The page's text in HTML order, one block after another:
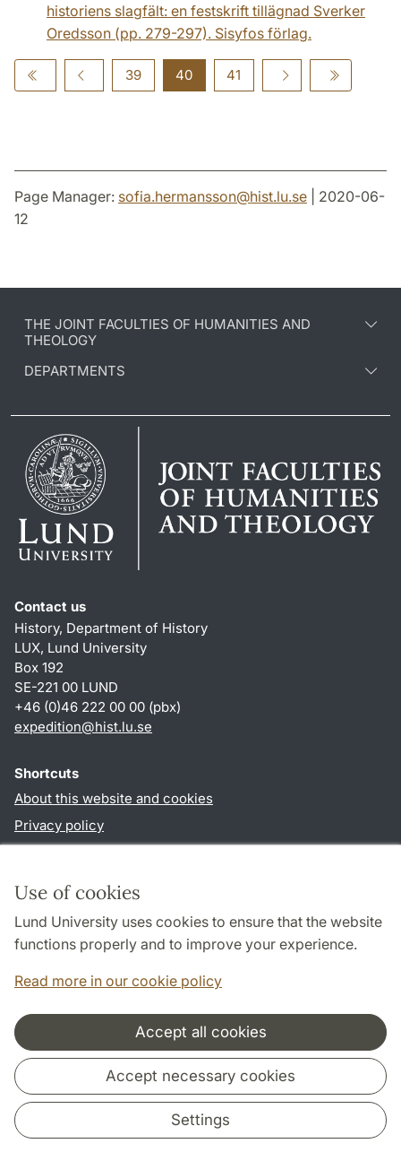
Use of cookies
Lund University uses cookies to ensure that the website
functions properly and to improve your experience.
Read more in our cookie policy
Accept all cookies
Accept necessary cookies
Settings
historiens slagfält: en festskrift tillägnad Sverker
Oredsson (pp. 279-297). Sisyfos förlag.
39 40 41
Page Manager: sofia.hermansson@hist.lu.se | 2020-06-
12
THE JOINT FACULTIES OF HUMANITIES AND
THEOLOGY
DEPARTMENTS
Contact us
History, Department of History
LUX, Lund University
Box 192
SE-221 00 LUND
+46 (0)46 222 00 00 (pbx)
expedition@hist.lu.se
Shortcuts
About this website and cookies
Privacy policy
Follow us in sociala media
Cooperation and network